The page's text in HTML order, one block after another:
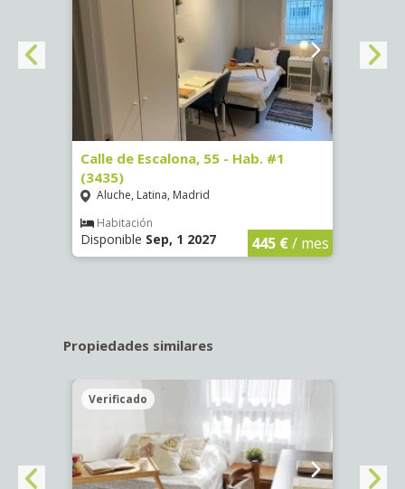
Calle de Escalona, 55 - Hab. #1
(3435)
Aluche, Latina, Madrid
Habitación
Disponible Sep, 1 2027 445 €/ mes
Propiedades similares
Verificado